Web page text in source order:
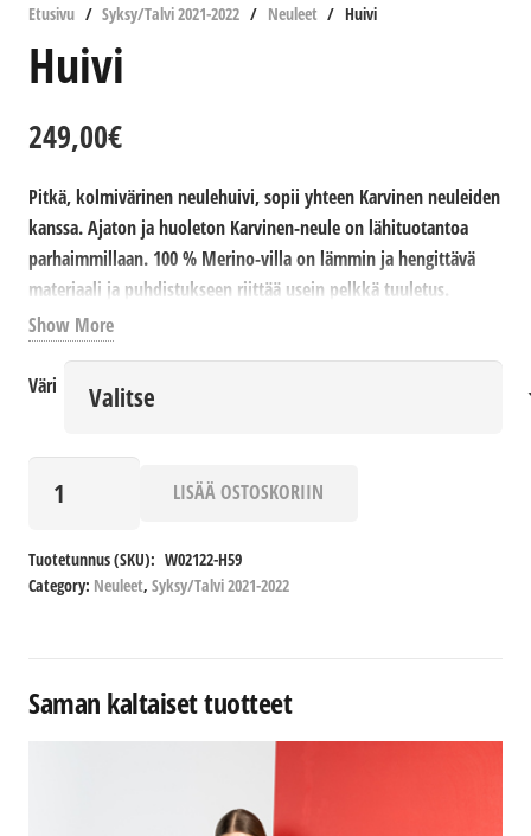
Etusivu / Syksy/Talvi 2021-2022 / Neuleet / Huivi
Huivi
249,00€
Pitkä, kolmivärinen neulehuivi, sopii yhteen Karvinen neuleiden
kanssa. Ajaton ja huoleton Karvinen-neule on lähituotantoa
parhaimmillaan. 100 % Merino-villa on lämmin ja hengittävä
materiaali ja puhdistukseen riittää usein pelkkä tuuletus.
Saatavana useita värivaihtoehtoja.
Pesu: Käsinpesu
Show More
Väri
määrä
LISÄÄ OSTOSKORIIN
Tuotetunnus (SKU): W02122-H59
Category: Neuleet, Syksy/Talvi 2021-2022
Saman kaltaiset tuotteet